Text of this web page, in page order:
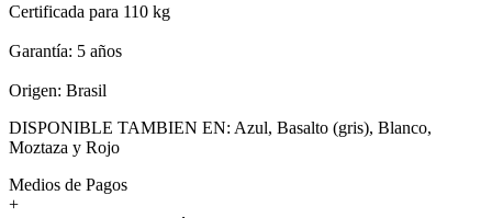
Certificada para 110 kg⁠
Garantía: 5 años
Origen: Brasil
DISPONIBLE TAMBIEN EN: Azul, Basalto (gris), Blanco,
Moztaza y Rojo
Medios de Pagos
+